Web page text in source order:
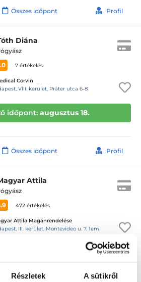
Részletek A sütikről
Összes időpont Profil
Diána
7 értékelés
Corvin
VIII. kerület, Práter utca 6-8.
időpont: augusztus 18.
Összes időpont Profil
Attila
472 értékelés
Attila Magánrendelése
III. kerület, Montevideo u. 7. 1em
augusztus 18.